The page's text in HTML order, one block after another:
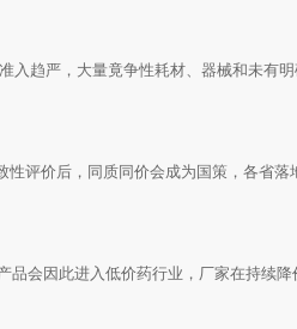
趋严，大量竟争性耗材、器械和未有
评价后，同质同价会成为国策，各省
会因此进入低价药行业，厂家在持续